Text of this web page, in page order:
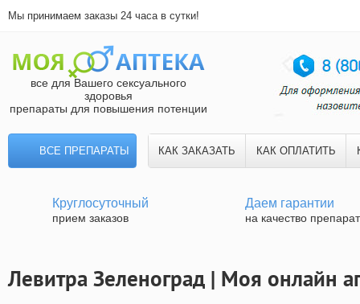
Мы принимаем заказы 24 часа в сутки!
все для Вашего сексуального
здоровья
препараты для повышения потенции
ВСЕ ПРЕПАРАТЫ КАК ЗАКАЗАТЬ КАК ОПЛАТИТЬ
Круглосуточный
прием заказов
Даем гарантии
на качество
Левитра Зеленоград | Моя онлайн